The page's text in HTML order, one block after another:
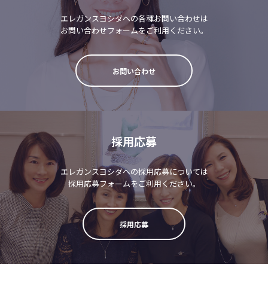
エレガンスヨシダへの各種お問い合わせは
お問い合わせフォームをご利用ください。
お問い合わせ
採用応募
エレガンスヨシダへの採用応募については
採用応募フォームをご利用ください。
採用応募